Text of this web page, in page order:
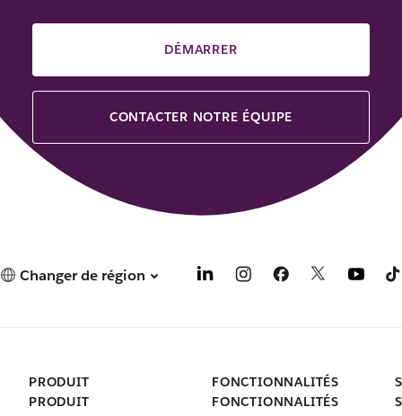
DÉMARRER
CONTACTER NOTRE ÉQUIPE
Changer de région
PRODUIT
PRODUIT
FONCTIONNALITÉS
FONCTIONNALITÉS